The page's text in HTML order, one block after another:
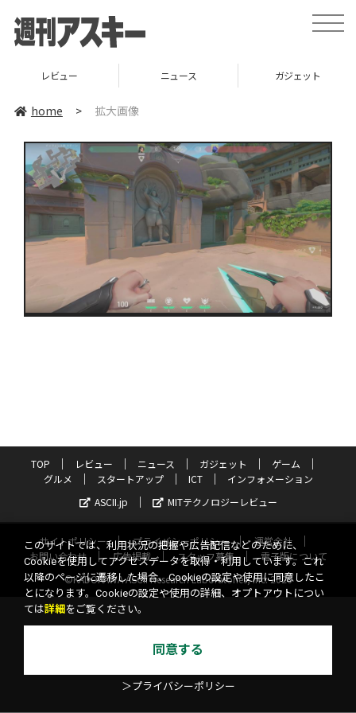
toggle
レビュー ニュース ガジェット
home > 拡大画像
TOP レビュー ニュース ガジェット
ゲーム
グルメ
スタートアップ ICT
インフォメーション
ASCII.jp
MITテクノロジーレビュー
サイトポリシー プライバシーポリシー
運営会社
お問い合わせ
広告掲載 スタッフ募集
電子版について
©KADOKAWA ASCII Research Laboratories, Inc. 2026
このサイトでは、利用状況の把握や広告配信などのために、
Cookieを使用してアクセスデータを取得・利用しています。これ
以降のページに遷移した場合、Cookieの設定や使用に同意したこ
とになります。Cookieの設定や使用の詳細、オプトアウトについ
ては詳細 をご覧ください。
同意する
＞プライバシーポリシー